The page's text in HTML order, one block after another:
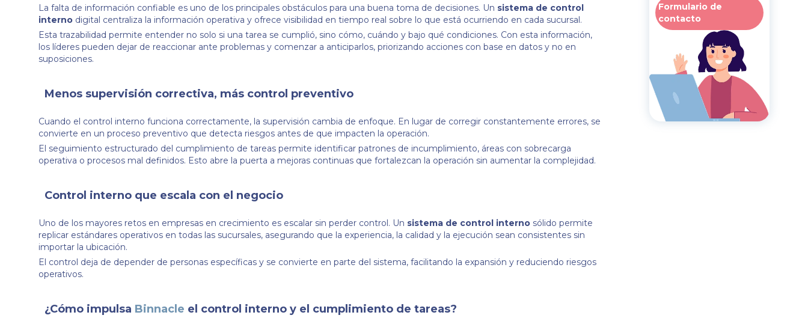
La falta de información confiable es uno de los principales obstáculos para una buena toma de decisiones. Un sistema de control
interno digital centraliza la información operativa y ofrece visibilidad en tiempo real sobre lo que está ocurriendo en cada sucursal.
Esta trazabilidad permite entender no solo si una tarea se cumplió, sino cómo, cuándo y bajo qué condiciones. Con esta información,
los líderes pueden dejar de reaccionar ante problemas y comenzar a anticiparlos, priorizando acciones con base en datos y no en
suposiciones.
Menos supervisión correctiva, más control preventivo
Cuando el control interno funciona correctamente, la supervisión cambia de enfoque. En lugar de corregir constantemente errores, se
convierte en un proceso preventivo que detecta riesgos antes de que impacten la operación.
El seguimiento estructurado del cumplimiento de tareas permite identificar patrones de incumplimiento, áreas con sobrecarga
operativa o procesos mal definidos. Esto abre la puerta a mejoras continuas que fortalezcan la operación sin aumentar la complejidad.
Control interno que escala con el negocio
Uno de los mayores retos en empresas en crecimiento es escalar sin perder control. Un sistema de control interno sólido permite
replicar estándares operativos en todas las sucursales, asegurando que la experiencia, la calidad y la ejecución sean consistentes sin
importar la ubicación.
El control deja de depender de personas específicas y se convierte en parte del sistema, facilitando la expansión y reduciendo riesgos
operativos.
¿Cómo impulsa Binnacle el control interno y el cumplimiento de tareas?
Formulario de
contacto